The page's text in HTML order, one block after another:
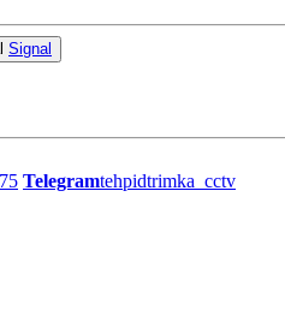
Signal
Telegramtehpidtrimka_cctv